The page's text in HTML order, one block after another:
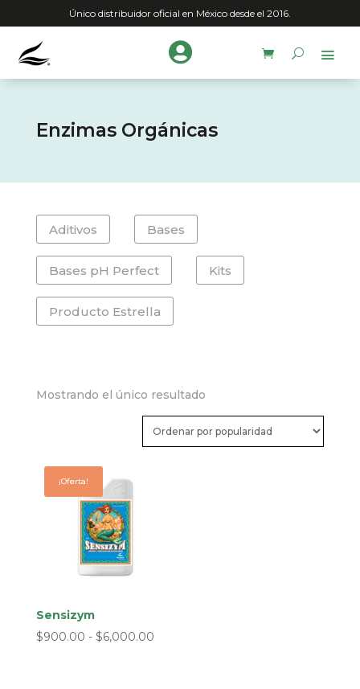
Único distribuidor oficial en México desde el 2016.

Enzimas Orgánicas
Aditivos Bases
Bases pH Perfect Kits
Producto Estrella
Mostrando el único resultado
¡Oferta!
Sensizym
$900.00 - $6,000.00Rango